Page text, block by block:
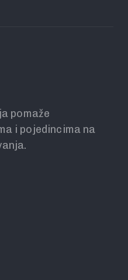
pomaže
i pojedincima na